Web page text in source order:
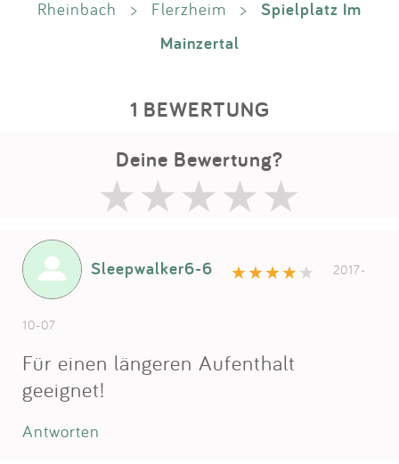
Rheinbach
> Flerzheim >
Spielplatz Im
Mainzertal
1 BEWERTUNG
Deine Bewertung?
Sleepwalker6-6 2017-
10-07
Für einen längeren Aufenthalt
geeignet!
Antworten